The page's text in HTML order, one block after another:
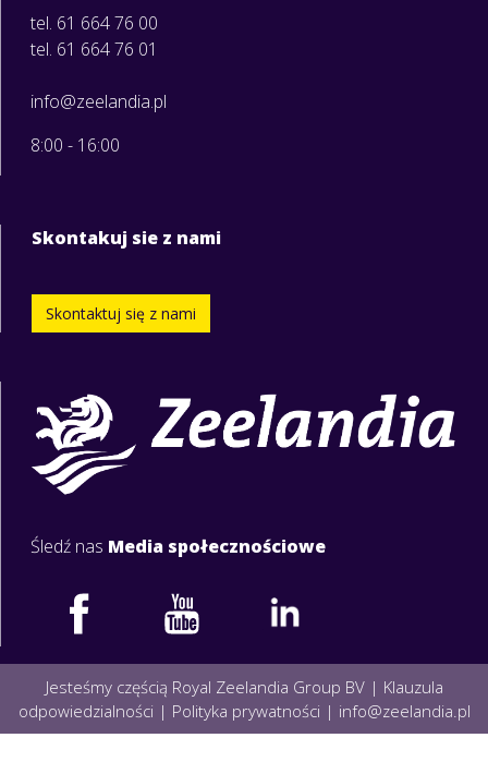
tel. 61 664 76 00
tel. 61 664 76 01
info@zeelandia.pl
8:00 - 16:00
Skontakuj sie z nami
Skontaktuj się z nami
Śledź nas Media społecznościowe
Jesteśmy częścią Royal Zeelandia Group BV | Klauzula
odpowiedzialności | Polityka prywatności | info@zeelandia.pl